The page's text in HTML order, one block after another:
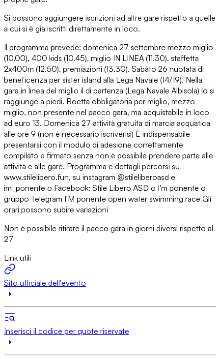
Si possono aggiungere iscrizioni ad altre gare rispetto a quelle
a cui si è già iscritti direttamente in loco.
Il programma prevede: domenica 27 settembre mezzo miglio
(10.00), 400 kids (10.45), miglio IN LINEA (11.30), staffetta
2x400m (12.50), premiazioni (13.30). Sabato 26 nuotata di
beneficenza per sister island alla Lega Navale (14/19). Nella
gara in linea del miglio il di partenza (Lega Navale Albisola) lo si
raggiunge a piedi. Boetta obbligatoria per miglio, mezzo
miglio, non presente nel pacco gara, ma acquistabile in loco
ad euro 13. Domenica 27 attività gratuita di marcia acquatica
alle ore 9 (non è necessario iscriverisi) È indispensabile
presentarsi con il modulo di adesione correttamente
compilato e firmato senza non è possibile prendere parte alle
attività e alle gare. Programma e dettagli percorsi su
www.stilelibero.fun, su instagram @stileliberoasd e
im_ponente o Facebook: Stile Libero ASD o I'm ponente o
gruppo Telegram I'M ponente open water swimming race Gli
orari possono subire variazioni
Non è possibile ritirare il pacco gara in giorni diversi rispetto al
27
Link utili
Sito ufficiale dell'evento
Inserisci il codice per quote riservate